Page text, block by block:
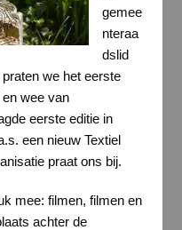
gemee
nteraa
dslid
we het eerste
wee van
eerste editie in
een nieuw Textiel
praat ons bij.
mee: filmen, filmen en
achter de